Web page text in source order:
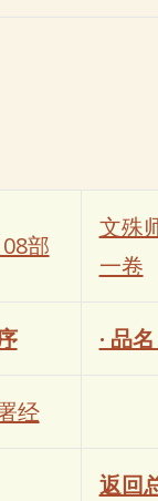
部
文殊
一卷
· 品
经
返回